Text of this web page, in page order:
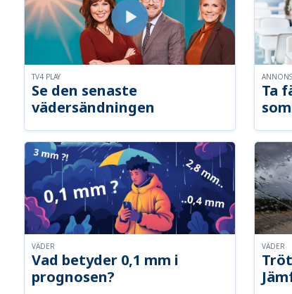
Se den senaste
vädersändningen
TV4 PLAY
Ta
Vad betyder 0,1 mm i
prognosen?
VÄDER VÄDER